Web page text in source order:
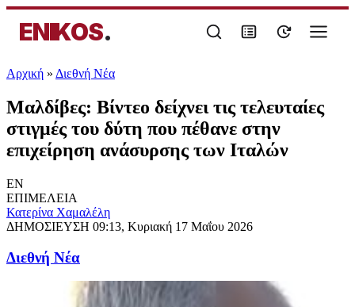
ENIKOS.
Αρχική » Διεθνή Νέα
Μαλδίβες: Βίντεο δείχνει τις τελευταίες
στιγμές του δύτη που πέθανε στην
επιχείρηση ανάσυρσης των Ιταλών
EN
ΕΠΙΜΕΛΕΙΑ
Κατερίνα Χαμαλέλη
ΔΗΜΟΣΙΕΥΣΗ 09:13, Κυριακή 17 Μαΐου 2026
Διεθνή Νέα